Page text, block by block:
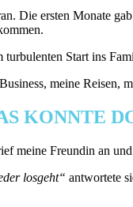
Die ersten Monate
Start ins
meine Reisen,
KONNTE
meine Freundin an
losgeht“ antwortete